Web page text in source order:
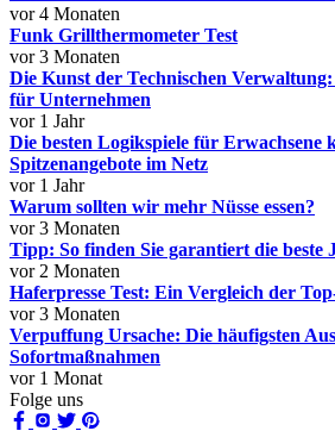
vor 4 Monaten
Funk Grillthermometer Test
vor 3 Monaten
Die Kunst der Technischen
für Unternehmen
vor 1 Jahr
Die besten Logikspiele für Erwachsene
Spitzenangebote im Netz
vor 1 Jahr
Warum sollten wir mehr Nüsse essen?
vor 3 Monaten
Tipp: So finden Sie garantiert die beste
vor 2 Monaten
Haferpresse Test: Ein Vergleich der
vor 3 Monaten
Verpuffung Ursache: Die häufigsten
Sofortmaßnahmen
vor 1 Monat
Folge uns